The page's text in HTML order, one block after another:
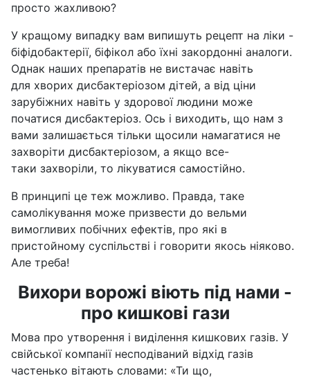
просто жахливою?
У кращому випадку вам випишуть рецепт на ліки -
біфідобактерії, біфікол або їхні закордонні аналоги.
Однак наших препаратів не вистачає навіть
для хворих дисбактеріозом дітей, а від ціни
зарубіжних навіть у здорової людини може
початися дисбактеріоз. Ось і виходить, що нам з
вами залишається тільки щосили намагатися не
захворіти дисбактеріозом, а якщо все-
таки захворіли, то лікуватися самостійно.
В принципі це теж можливо. Правда, таке
самолікування може призвести до вельми
вимогливих побічних ефектів, про які в
пристойному суспільстві і говорити якось ніяково.
Але треба!
Вихори ворожі віють під нами -
про кишкові гази
Мова про утворення і виділення кишкових газів. У
свійської компанії несподіваний відхід газів
частенько вітають словами: «Ти що,